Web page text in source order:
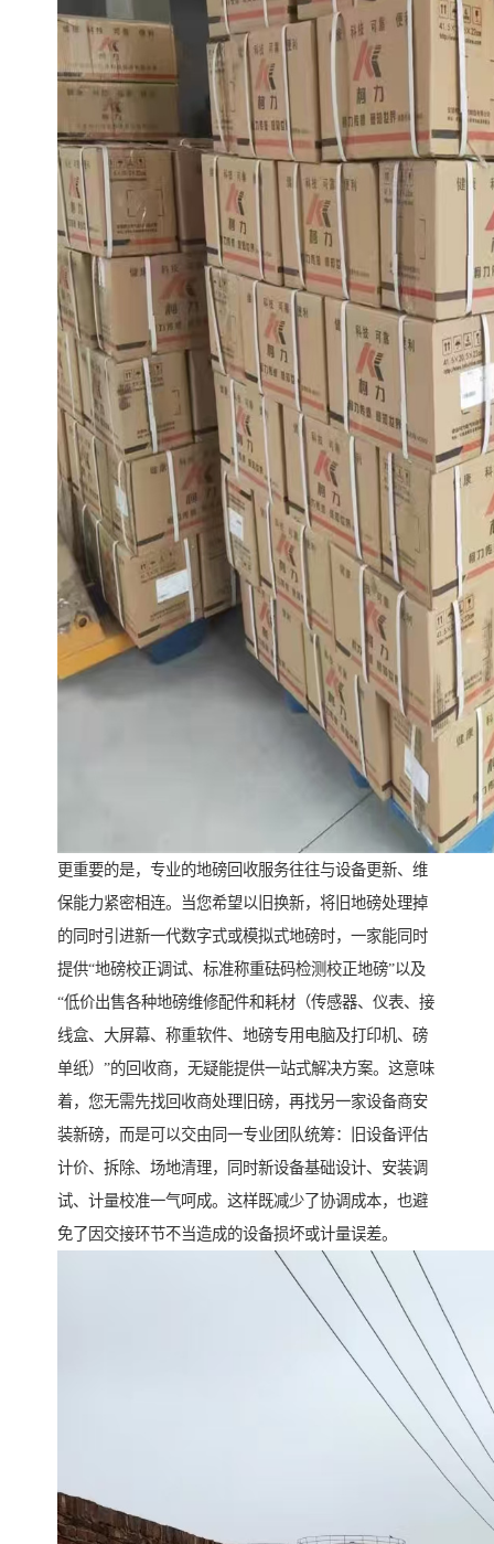
更重要的是，专业的地磅回收服务往往与设备更新、维
保能力紧密相连。当您希望以旧换新，将旧地磅处理掉
的同时引进新一代数字式或模拟式地磅时，一家能同时
提供“地磅校正调试、标准称重砝码检测校正地磅”以及
“低价出售各种地磅维修配件和耗材（传感器、仪表、接
线盒、大屏幕、称重软件、地磅专用电脑及打印机、磅
单纸）”的回收商，无疑能提供一站式解决方案。这意味
着，您无需先找回收商处理旧磅，再找另一家设备商安
装新磅，而是可以交由同一专业团队统筹：旧设备评估
计价、拆除、场地清理，同时新设备基础设计、安装调
试、计量校准一气呵成。这样既减少了协调成本，也避
免了因交接环节不当造成的设备损坏或计量误差。